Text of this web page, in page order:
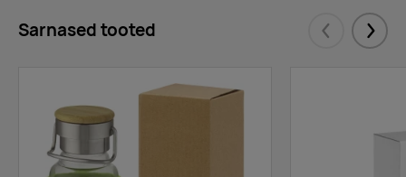
Sarnased tooted Eelmised